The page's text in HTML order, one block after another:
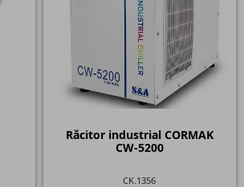
Răcitor industrial CORMAK
CW-5200
CK.1356